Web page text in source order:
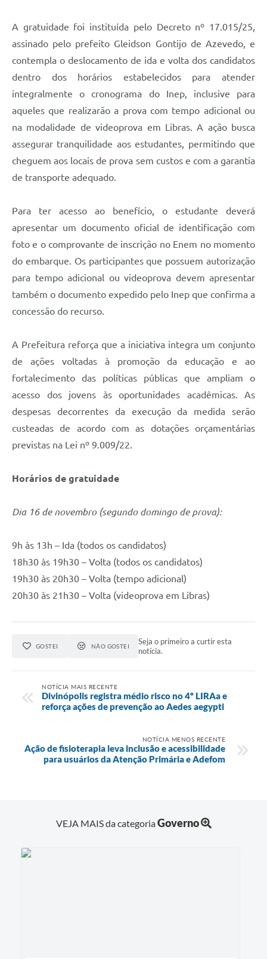
A gratuidade foi instituída pelo Decreto nº 17.015/25,
assinado pelo prefeito Gleidson Gontijo de Azevedo, e
contempla o deslocamento de ida e volta dos candidatos
dentro dos horários estabelecidos para atender
integralmente o cronograma do Inep, inclusive para
aqueles que realizarão a prova com tempo adicional ou
na modalidade de videoprova em Libras. A ação busca
assegurar tranquilidade aos estudantes, permitindo que
cheguem aos locais de prova sem custos e com a garantia
de transporte adequado.
Para ter acesso ao benefício, o estudante deverá
apresentar um documento oficial de identificação com
foto e o comprovante de inscrição no Enem no momento
do embarque. Os participantes que possuem autorização
para tempo adicional ou videoprova devem apresentar
também o documento expedido pelo Inep que confirma a
concessão do recurso.
A Prefeitura reforça que a iniciativa integra um conjunto
de ações voltadas à promoção da educação e ao
fortalecimento das políticas públicas que ampliam o
acesso dos jovens às oportunidades acadêmicas. As
despesas decorrentes da execução da medida serão
custeadas de acordo com as dotações orçamentárias
previstas na Lei nº 9.009/22.
Horários de gratuidade
Dia 16 de novembro (segundo domingo de prova):
9h às 13h – Ida (todos os candidatos)
18h30 às 19h30 – Volta (todos os candidatos)
19h30 às 20h30 – Volta (tempo adicional)
20h30 às 21h30 – Volta (videoprova em Libras)
GOSTEI NÃO GOSTEI
Seja o primeiro a curtir esta
notícia.
NOTÍCIA MAIS RECENTE
Divinópolis registra médio risco no 4º LIRAa e
reforça ações de prevenção ao Aedes aegypti
NOTÍCIA MENOS RECENTE
Ação de fisioterapia leva inclusão e acessibilidade
para usuários da Atenção Primária e Adefom
VEJA MAIS da categoriaGoverno